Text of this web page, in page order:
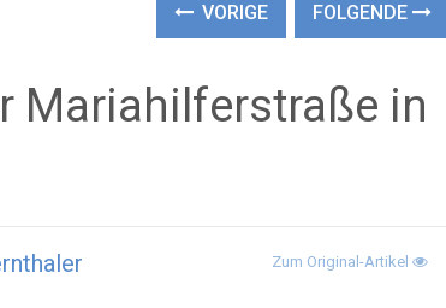
VORIGE FOLGENDE
Mariahilferstraße in
Zum Original-Artikel